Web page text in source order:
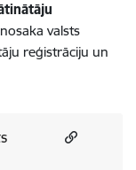
valsts
reģistrāciju un